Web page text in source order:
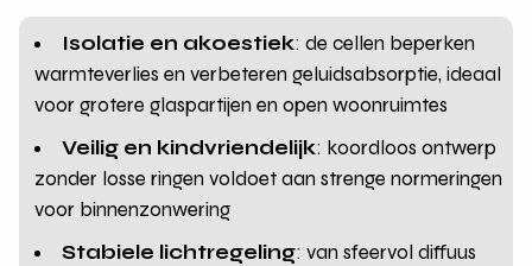
Isolatie en akoestiek: de cellen beperken
warmteverlies en verbeteren geluidsabsorptie, ideaal
voor grotere glaspartijen en open woonruimtes
Veilig en kindvriendelijk: koordloos ontwerp
zonder losse ringen voldoet aan strenge normeringen
voor binnenzonwering
Stabiele lichtregeling: van sfeervol diffuus